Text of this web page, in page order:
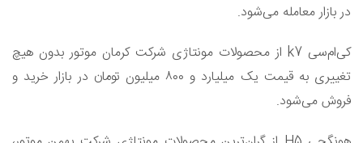
در بازار معامله می‌شود.
کی‌ام‌سی k7 از محصولات مونتاژی شرکت کرمان موتور بدون هیچ
تغییری به قیمت یک میلیارد و ۸۰۰ میلیون تومان در بازار خرید و
فروش می‌شود.